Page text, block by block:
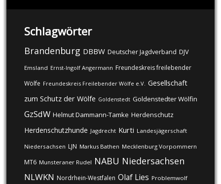
Schlagwörter
Brandenburg DBBW Deutscher Jagdverband DJV
Emsland Ernst-Ingolf Angermann Freundeskreis freilebender
Wölfe Freundeskreis Freilebender Wölfe e.V. Gesellschaft
zum Schutz der Wölfe Goldenstedt Goldenstedter Wölfin
GzSdW Helmut Dammann-Tamke Herdenschutz
Herdenschutzhunde Jagdrecht Kurti Landesjägerschaft
Niedersachsen LJN Markus Bathen Mecklenburg Vorpommern
MT6 Munsteraner Rudel NABU Niedersachsen
NLWKN Nordrhein-Westfalen Olaf Lies Problemwolf